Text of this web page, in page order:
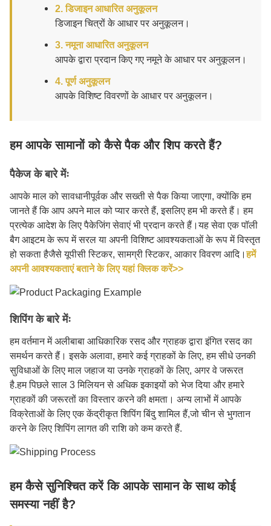
2. डिजाइन आधारित अनुकूलन
डिजाइन चित्रों के आधार पर अनुकूलन।
3. नमूना आधारित अनुकूलन
आपके द्वारा प्रदान किए गए नमूने के आधार पर अनुकूलन।
4. पूर्ण अनुकूलन
आपके विशिष्ट विवरणों के आधार पर अनुकूलन।
हम आपके सामानों को कैसे पैक और शिप करते हैं?
पैकेज के बारे मेंः
आपके माल को सावधानीपूर्वक और सख्ती से पैक किया जाएगा, क्योंकि हम
जानते हैं कि आप अपने माल को प्यार करते हैं, इसलिए हम भी करते हैं। हम
प्रत्येक आदेश के लिए पैकेजिंग सेवाएं भी प्रदान करते हैं।यह सेवा एक पॉली
बैग आइटम के रूप में सरल या अपनी विशिष्ट आवश्यकताओं के रूप में विस्तृत
हो सकता हैजैसे यूपीसी स्टिकर, सामग्री स्टिकर, आकार विवरण आदि।हमें
अपनी आवश्यकताएं बताने के लिए यहां क्लिक करें>>
शिपिंग के बारे मेंः
हम वर्तमान में अलीबाबा आधिकारिक रसद और ग्राहक द्वारा इंगित रसद का
समर्थन करते हैं। इसके अलावा, हमारे कई ग्राहकों के लिए, हम सीधे उनकी
सुविधाओं के लिए माल जहाज या उनके ग्राहकों के लिए, अगर वे जरूरत
है.हम पिछले साल 3 मिलियन से अधिक इकाइयों को भेज दिया और हमारे
ग्राहकों की जरूरतों का विस्तार करने की क्षमता। अन्य लाभों में आपके
विक्रेताओं के लिए एक केंद्रीकृत शिपिंग बिंदु शामिल हैं,जो चीन से भुगतान
करने के लिए शिपिंग लागत की राशि को कम करते हैं.
हम कैसे सुनिश्चित करें कि आपके सामान के साथ कोई
समस्या नहीं है?